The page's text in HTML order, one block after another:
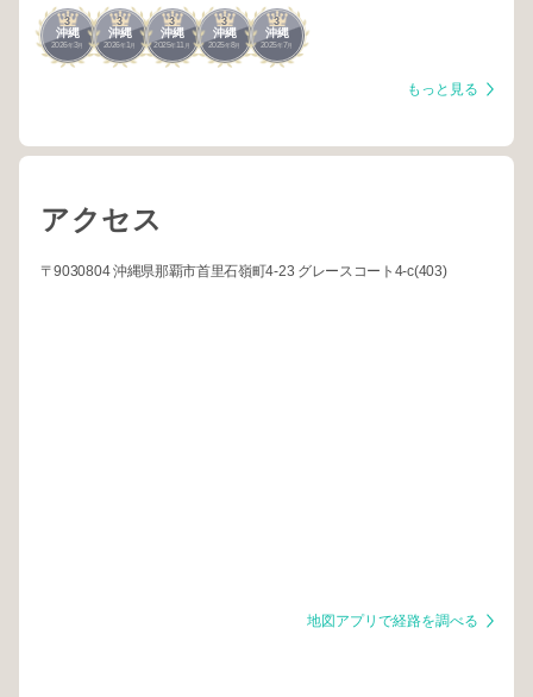
3
沖縄
2026年 3月
3
沖縄
2026年 1
3
沖縄
2025年 11
3
沖縄
2025年 8月
3
沖縄
2025年 7
もっと見る
アクセス
〒9030804 沖縄県那覇市首里石嶺町4-23 グレースコート4-c(403)
地図アプリで経路を調べる